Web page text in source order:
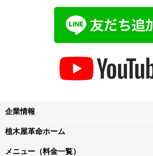
企業情報
植木屋革命ホーム
メニュー（料金一覧）